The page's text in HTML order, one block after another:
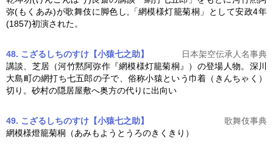
弥(もくあみ)が歌舞伎に脚色し,「網模様灯籠菊桐 」として安政4年
(1857)初演された。
48. こざるしちのすけ【小猿七之助】
日本架空伝承人名事典
講談、芝居（河竹黙阿弥作『網模様灯籠菊桐 』）の登場人物。深川
大島町の網打ち七五郎の子で、俗称小猿という巾着（きんちゃく）
切り。砂村の隠居屋敷へ奥方の代りに出向い
49. こざるしちのすけ【小猿七之助】
歌舞伎事典
網模様燈籠菊桐 （あみもようとうろのきくきり）